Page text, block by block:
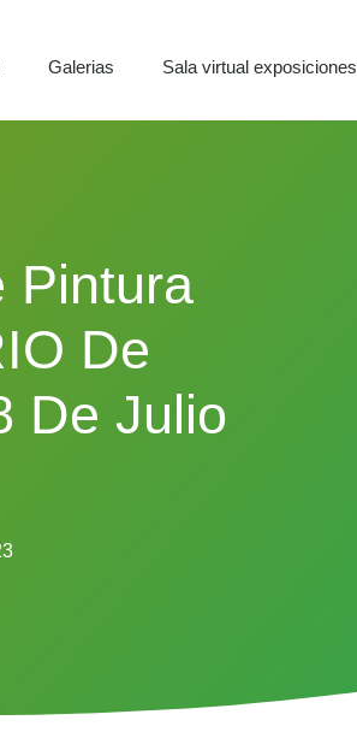
Galerias Sala virtual exposiciones
Pintura
De
De Julio